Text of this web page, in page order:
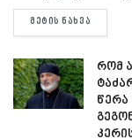
ᲛᲔᲢᲘᲡ ᲜᲐᲮᲕᲐ
რომ
წერა